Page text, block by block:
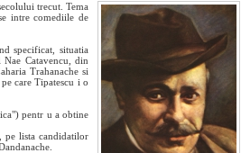
trecut. Tema
intre comediile de
specificat, situatia
Catavencu, din
Trahanache si
care Tipatescu i o
pentr u a obtine
pe lista candidatilor